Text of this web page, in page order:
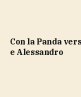
Con la Panda verso la Mongolia, il viaggio di Mirko
e Alessandro